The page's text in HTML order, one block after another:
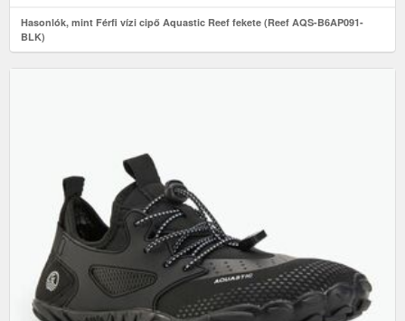
Hasonlók, mint Férfi vízi cipő Aquastic Reef fekete (Reef AQS-B6AP091-
BLK)